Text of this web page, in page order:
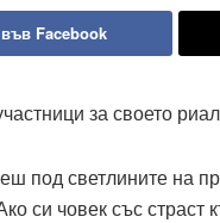
Facebook
за своето
под светлините на
си човек със